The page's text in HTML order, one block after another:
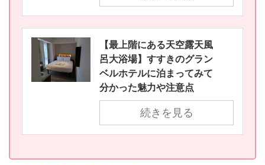
【最上階にある天空露天風
呂大浴場】すすきのグラン
ベルホテルに泊まってみて
分かった魅力や注意点
続きを見る